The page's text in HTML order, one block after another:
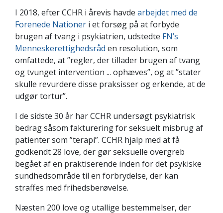
I 2018, efter CCHR i årevis havde arbejdet med de
Forenede Nationer i et forsøg på at forbyde
brugen af tvang i psykiatrien, udstedte FN’s
Menneskerettighedsråd en resolution, som
omfattede, at ”regler, der tillader brugen af tvang
og tvunget intervention ... ophæves”, og at ”stater
skulle revurdere disse praksisser og erkende, at de
udgør tortur”.
I de sidste 30 år har CCHR undersøgt psykiatrisk
bedrag såsom fakturering for seksuelt misbrug af
patienter som ”terapi”. CCHR hjalp med at få
godkendt 28 love, der gør seksuelle overgreb
begået af en praktiserende inden for det psykiske
sundhedsområde til en forbrydelse, der kan
straffes med frihedsberøvelse.
Næsten 200 love og utallige bestemmelser, der